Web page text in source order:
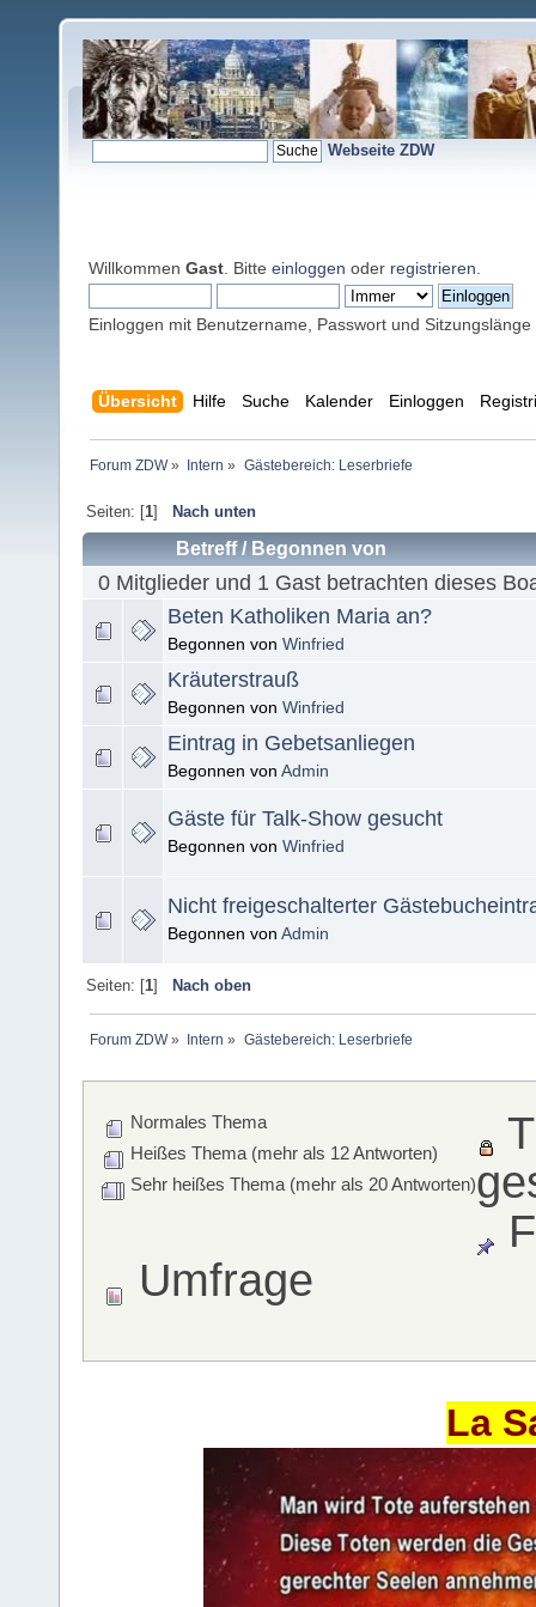
Webseite ZDW
Willkommen Gast . Bitte einloggen oder registrieren
Einloggen mit Benutzername, Passwort und Sitzungslänge
Übersicht Hilfe Suche Kalender Einloggen
Forum ZDW» Intern » Gästebereich: Leserbriefe
Seiten: [1] Nach unten
Betreff/ Begonnen von
0 Mitglieder und 1 Gast betrachten dieses
Beten Katholiken Maria an?
Begonnen von Winfried
Kräuterstrauß
Begonnen von Winfried
Eintrag in Gebetsanliegen
Begonnen von Admin
Gäste für Talk-Show gesucht
Begonnen von Winfried
Nicht freigeschalterter
Begonnen von Admin
Seiten: [1] Nach oben
Forum ZDW» Intern » Gästebereich: Leserbriefe
Normales Thema
Heißes Thema (mehr als 12 Antworten)
Sehr heißes Thema (mehr als 20 Antworten)
Umfrage
La